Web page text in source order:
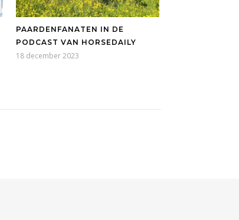
PAARDENFANATEN IN DE
PODCAST VAN HORSEDAILY
18 december 2023